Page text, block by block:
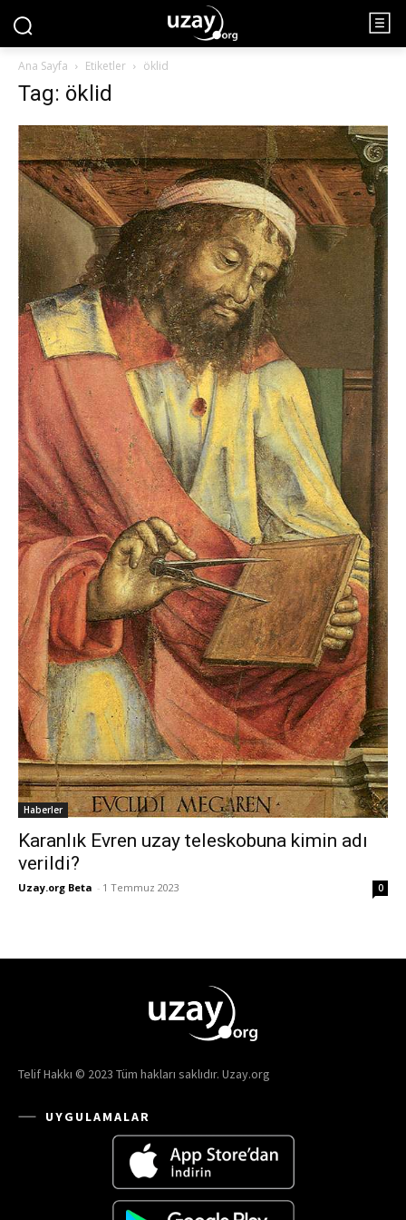
Ana Sayfa Etiketler öklid
Tag: öklid
Haberler
Karanlık Evren uzay teleskobuna kimin adı
verildi?
Uzay.org Beta - 1 Temmuz 2023 0
Telif Hakkı © 2023 Tüm hakları saklıdır. Uzay.org
UYGULAMALAR